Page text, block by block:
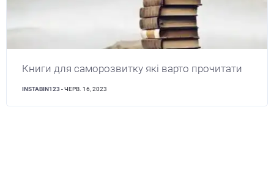
Книги для саморозвитку які варто прочитати
INSTABIN123 - ЧЕРВ. 16, 2023